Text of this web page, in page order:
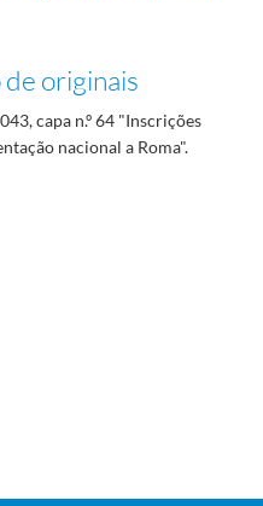
de originais
capa n.º 64 "Inscrições
nacional a Roma".